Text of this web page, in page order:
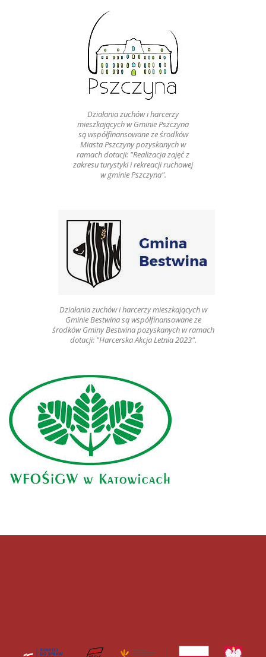
Działania zuchów i harcerzy
mieszkających w Gminie Pszczyna
są współfinansowane ze środków
Miasta Pszczyny pozyskanych w
ramach dotacji: "Realizacja zajęć z
zakresu turystyki i rekreacji ruchowej
w gminie Pszczyna".
Działania zuchów i harcerzy mieszkających w
Gminie Bestwina są współfinansowane ze
środków Gminy Bestwina pozyskanych w ramach
dotacji: "Harcerska Akcja Letnia 2023".